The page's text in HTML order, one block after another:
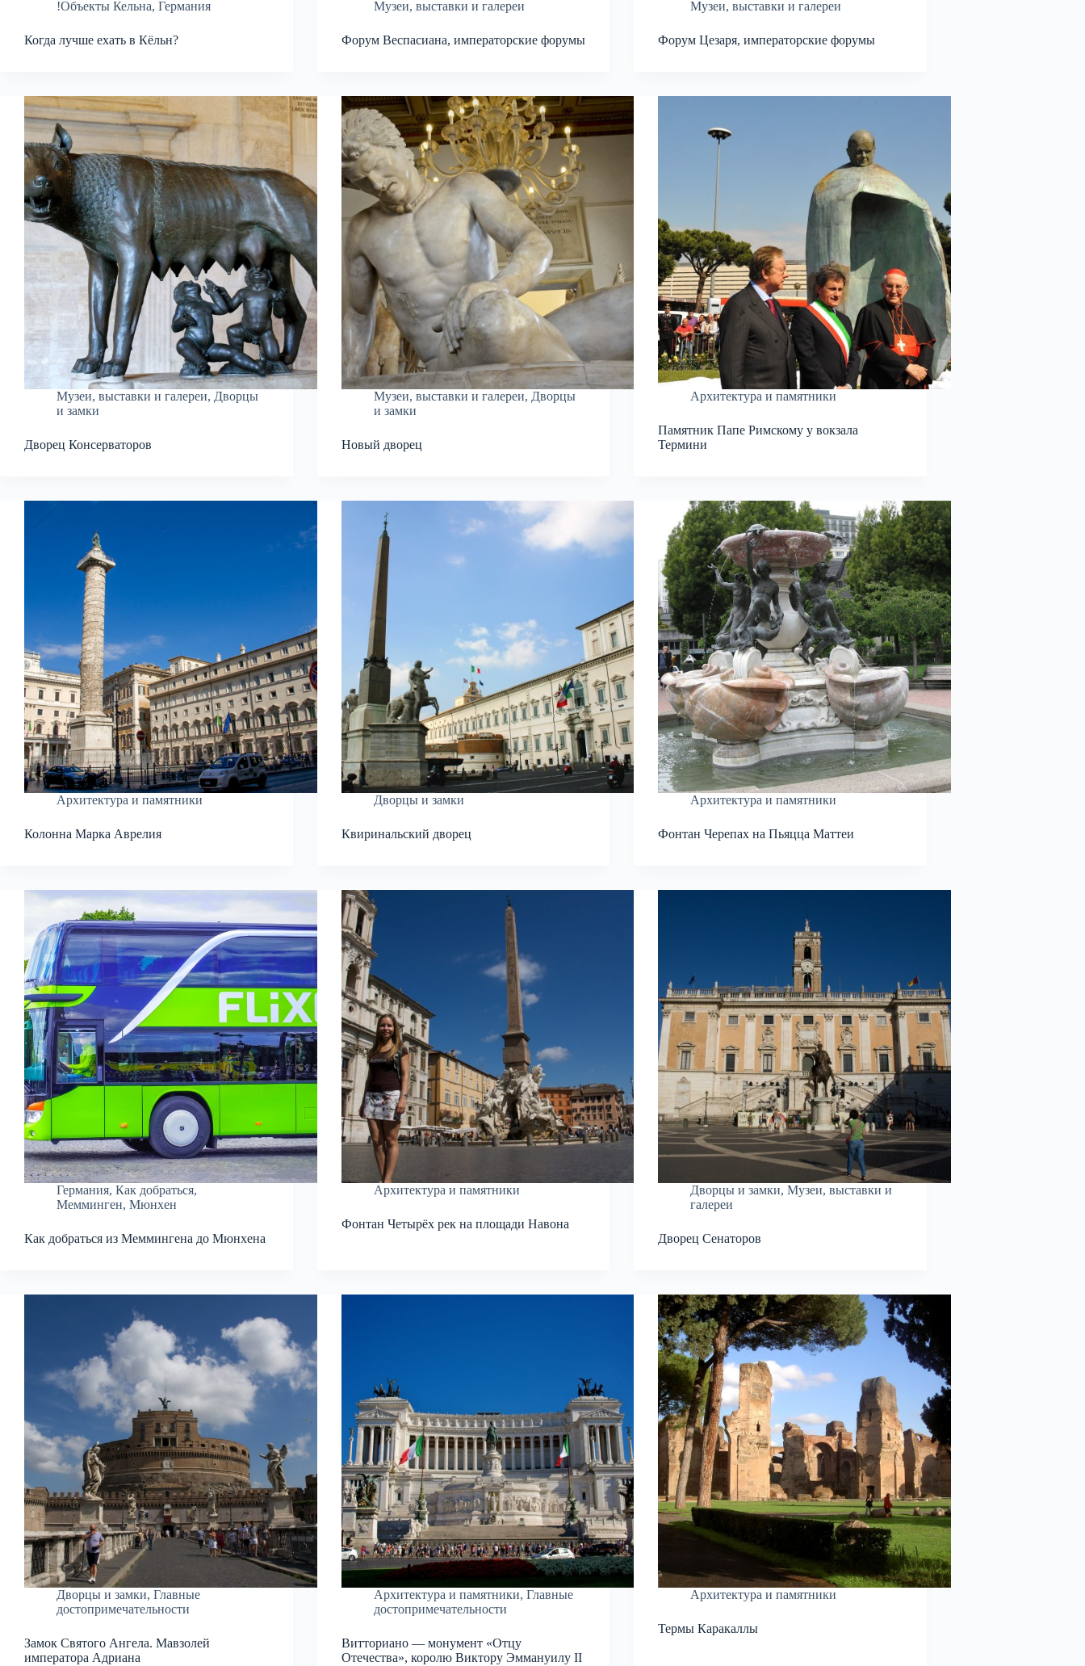
!Объекты Кельна, Германия
Когда лучше ехать в Кёльн?
Музеи, выставки и галереи
Форум Веспасиана, императорские форумы
Музеи, выставки и галереи
Форум Цезаря, императорские форумы
Музеи, выставки и галереи, Дворцы
и замки
Дворец Консерваторов
Музеи, выставки и галереи, Дворцы
и замки
Новый дворец
Архитектура и памятники
Памятник Папе Римскому у вокзала
Термини
Архитектура и памятники
Колонна Марка Аврелия
Дворцы и замки
Квиринальский дворец
Архитектура и памятники
Фонтан Черепах на Пьяцца Маттеи
Германия, Как добраться,
Мемминген, Мюнхен
Как добраться из Меммингена до Мюнхена
Архитектура и памятники
Фонтан Четырёх рек на площади Навона
Дворцы и замки,Музеи, выставки и
галереи
Дворец Сенаторов
Дворцы и замки, Главные
достопримечательности
Замок Святого Ангела. Мавзолей
императора Адриана
Архитектура и памятники, Главные
достопримечательности
Витториано — монумент «Отцу
Отечества», королю Виктору Эммануилу II
Архитектура и памятники
Термы Каракаллы